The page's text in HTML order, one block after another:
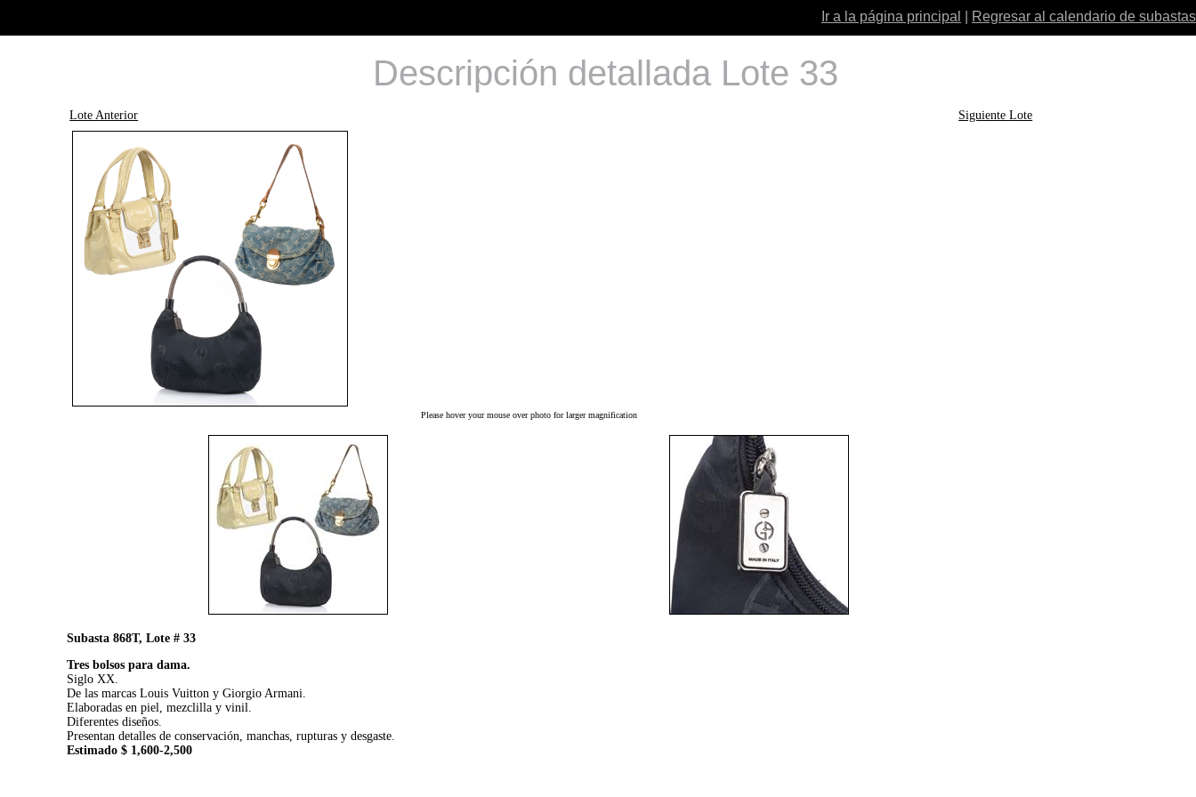
Ir a la página principal Regresar al calendario de subastas
Descripción detallada Lote 33
Lote Anterior Siguiente Lote
Please hover your mouse over photo for larger magnification
Subasta 868T, Lote # 33
Tres bolsos para dama.
Siglo XX.
De las marcas Louis Vuitton y Giorgio Armani.
Elaboradas en piel, mezclilla y vinil.
Diferentes diseños.
Presentan detalles de conservación, manchas, rupturas y desgaste.
Estimado $ 1,600-2,500